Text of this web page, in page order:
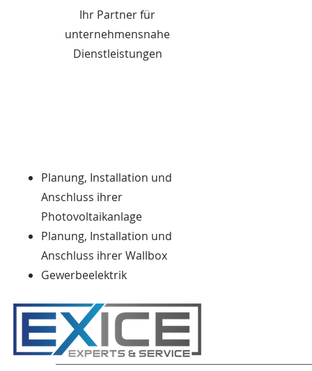
Ihr Partner für
unternehmensnahe
Dienstleistungen
Planung, Installation und
Anschluss ihrer
Photovoltaikanlage
Planung, Installation und
Anschluss ihrer Wallbox
Gewerbeelektrik